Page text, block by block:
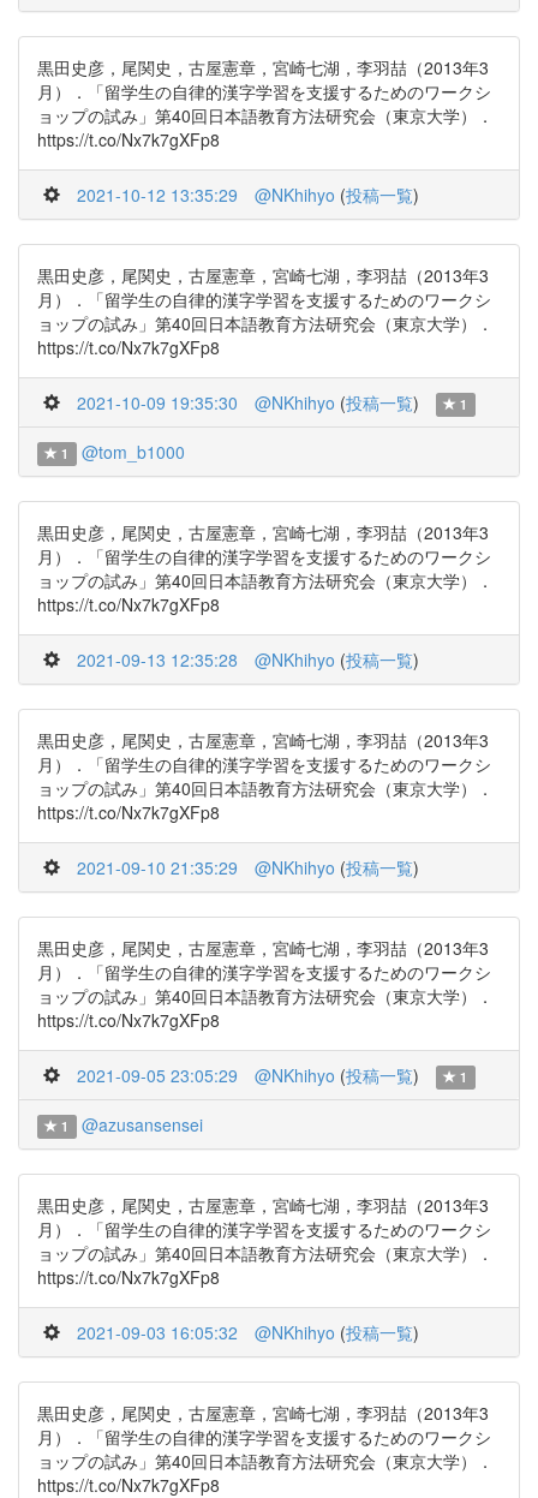
黒田史彦，尾関史，古屋憲章，宮崎七湖，李羽喆（2013年3
月）．「留学生の自律的漢字学習を支援するためのワークシ
ョップの試み」第40回日本語教育方法研究会（東京大学）．
https://t.co/Nx7k7gXFp8
2021-10-12 13:35:29 @NKhihyo (投稿一覧)
黒田史彦，尾関史，古屋憲章，宮崎七湖，李羽喆（2013年3
月）．「留学生の自律的漢字学習を支援するためのワークシ
ョップの試み」第40回日本語教育方法研究会（東京大学）．
https://t.co/Nx7k7gXFp8
2021-10-09 19:35:30 @NKhihyo (投稿一覧) 1
1 @tom_b1000
黒田史彦，尾関史，古屋憲章，宮崎七湖，李羽喆（2013年3
月）．「留学生の自律的漢字学習を支援するためのワークシ
ョップの試み」第40回日本語教育方法研究会（東京大学）．
https://t.co/Nx7k7gXFp8
2021-09-13 12:35:28 @NKhihyo (投稿一覧)
黒田史彦，尾関史，古屋憲章，宮崎七湖，李羽喆（2013年3
月）．「留学生の自律的漢字学習を支援するためのワークシ
ョップの試み」第40回日本語教育方法研究会（東京大学）．
https://t.co/Nx7k7gXFp8
2021-09-10 21:35:29 @NKhihyo (投稿一覧)
黒田史彦，尾関史，古屋憲章，宮崎七湖，李羽喆（2013年3
月）．「留学生の自律的漢字学習を支援するためのワークシ
ョップの試み」第40回日本語教育方法研究会（東京大学）．
https://t.co/Nx7k7gXFp8
2021-09-05 23:05:29 @NKhihyo (投稿一覧) 1
1 @azusansensei
黒田史彦，尾関史，古屋憲章，宮崎七湖，李羽喆（2013年3
月）．「留学生の自律的漢字学習を支援するためのワークシ
ョップの試み」第40回日本語教育方法研究会（東京大学）．
https://t.co/Nx7k7gXFp8
2021-09-03 16:05:32 @NKhihyo (投稿一覧)
黒田史彦，尾関史，古屋憲章，宮崎七湖，李羽喆（2013年3
月）．「留学生の自律的漢字学習を支援するためのワークシ
ョップの試み」第40回日本語教育方法研究会（東京大学）．
https://t.co/Nx7k7gXFp8